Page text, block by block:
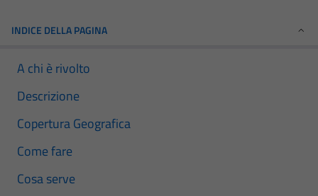
INDICE DELLA PAGINA
A chi è rivolto
Descrizione
Copertura Geografica
Come fare
Cosa serve